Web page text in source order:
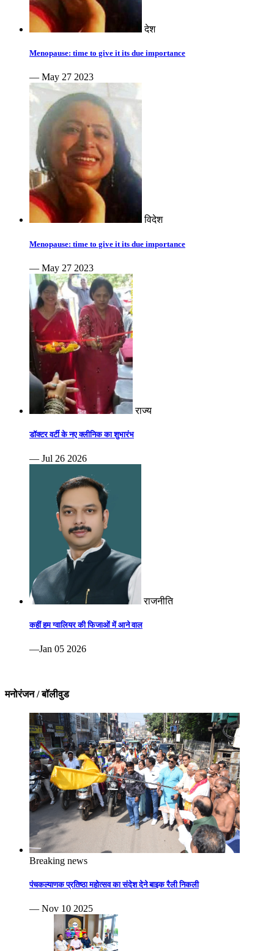
देश
Menopause: time to give it its due importance
— May 27 2023
विदेश
Menopause: time to give it its due importance
— May 27 2023
राज्य
डॉक्टर वर्टी के नए क्लीनिक का शुभारंभ
— Jul 26 2026
राजनीति
कहीं हम ग्वालियर की फिजाओं में आने वाल
—Jan 05 2026
मनोरंजन / बॉलीवुड
Breaking news
पंचकल्याणक प्रतिष्ठा महोत्सव का संदेश देने बाइक रैली निकली
— Nov 10 2025